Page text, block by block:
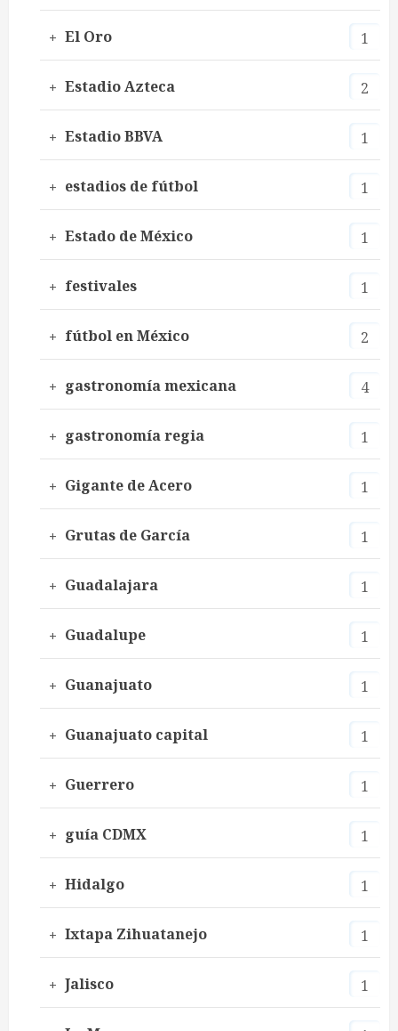
El Oro 1
Estadio Azteca 2
Estadio BBVA 1
estadios de fútbol 1
Estado de México 1
festivales 1
fútbol en México 2
gastronomía mexicana 4
gastronomía regia 1
Gigante de Acero 1
Grutas de García 1
Guadalajara 1
Guadalupe 1
Guanajuato 1
Guanajuato capital 1
Guerrero 1
guía CDMX 1
Hidalgo 1
Ixtapa Zihuatanejo 1
Jalisco 1